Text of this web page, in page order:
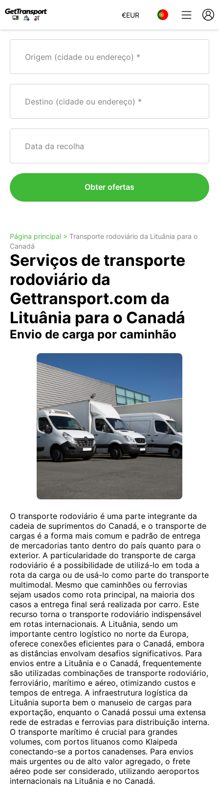
€EUR
Origem (cidade ou endereço)
Destino (cidade ou endereço)
Data da recolha
Obter ofertas
Página principal > Transporte rodoviário da Lituânia para o
Canadá
Serviços de transporte
rodoviário da
Gettransport.com da
Lituânia para o Canadá
Envio de carga por caminhão
O transporte rodoviário é uma parte integrante da
cadeia de suprimentos do Canadá, e o transporte de
cargas é a forma mais comum e padrão de entrega
de mercadorias tanto dentro do país quanto para o
exterior. A particularidade do transporte de carga
rodoviário é a possibilidade de utilizá-lo em toda a
rota da carga ou de usá-lo como parte do transporte
multimodal. Mesmo que caminhões ou ferrovias
sejam usados ​​como rota principal, na maioria dos
casos a entrega final será realizada por carro. Este
recurso torna o transporte rodoviário indispensável
em rotas internacionais. A Lituânia, sendo um
importante centro logístico no norte da Europa,
oferece conexões eficientes para o Canadá, embora
as distâncias envolvam desafios significativos. Para
envios entre a Lituânia e o Canadá, frequentemente
são utilizadas combinações de transporte rodoviário,
ferroviário, marítimo e aéreo, otimizando custos e
tempos de entrega. A infraestrutura logística da
Lituânia suporta bem o manuseio de cargas para
exportação, enquanto o Canadá possui uma extensa
rede de estradas e ferrovias para distribuição interna.
O transporte marítimo é crucial para grandes
volumes, com portos lituanos como Klaipeda
conectando-se a portos canadenses. Para envios
mais urgentes ou de alto valor agregado, o frete
aéreo pode ser considerado, utilizando aeroportos
internacionais na Lituânia e no Canadá.